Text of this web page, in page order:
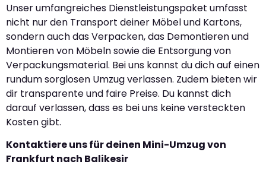
Unser umfangreiches Dienstleistungspaket umfasst
nicht nur den Transport deiner Möbel und Kartons,
sondern auch das Verpacken, das Demontieren und
Montieren von Möbeln sowie die Entsorgung von
Verpackungsmaterial. Bei uns kannst du dich auf einen
rundum sorglosen Umzug verlassen. Zudem bieten wir
dir transparente und faire Preise. Du kannst dich
darauf verlassen, dass es bei uns keine versteckten
Kosten gibt.
Kontaktiere uns für deinen Mini-Umzug von
Frankfurt nach Balikesir